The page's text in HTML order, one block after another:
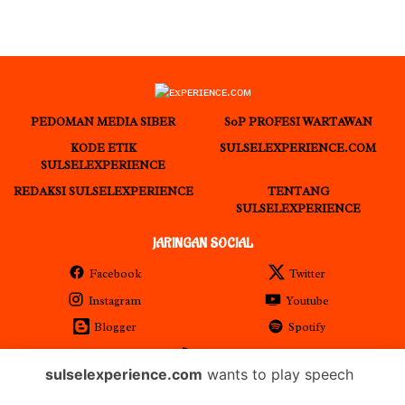
PEDOMAN MEDIA SIBER
S0P PROFESI WARTAWAN
KODE ETIK
SULSELEXPERIENCE
SULSELEXPERIENCE.COM
REDAKSI SULSELEXPERIENCE
TENTANG
SULSELEXPERIENCE
JARINGAN SOCIAL
Facebook
Twitter
Instagram
Youtube
Blogger
Spotify
RSS
sulselexperience.com wants to play speech